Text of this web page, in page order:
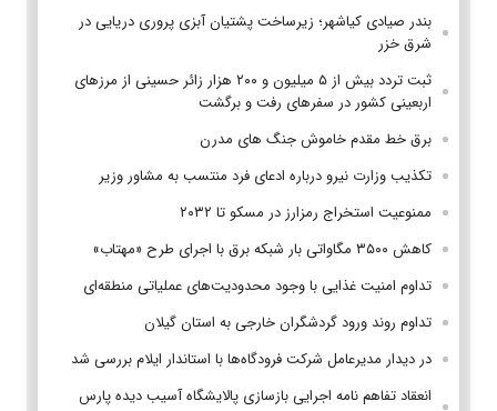
بندر صیادی کیاشهر؛ زیرساخت پشتیان آبزی پروری دریایی در
شرق خزر
ثبت تردد بیش از ۵ میلیون و ۲۰۰ هزار زائر حسینی از مرزهای
اربعینی کشور در سفرهای رفت و برگشت
برق خط مقدم خاموش جنگ های مدرن
تکذیب وزارت نیرو درباره ادعای فرد منتسب به مشاور وزیر
ممنوعیت استخراج رمزارز در مسکو تا ۲۰۳۲
کاهش ۳۵۰۰ مگاواتی بار شبکه برق با اجرای طرح «مهتاب»
تداوم امنیت غذایی با وجود محدودیت‌های عملیاتی منطقه‌ای
تداوم روند ورود گردشگران خارجی به استان گیلان
در دیدار مدیرعامل شرکت فرودگاه‌ها با استاندار ایلام بررسی شد
انعقاد تفاهم نامه اجرایی بازسازی پالایشگاه آسیب دیده پارس